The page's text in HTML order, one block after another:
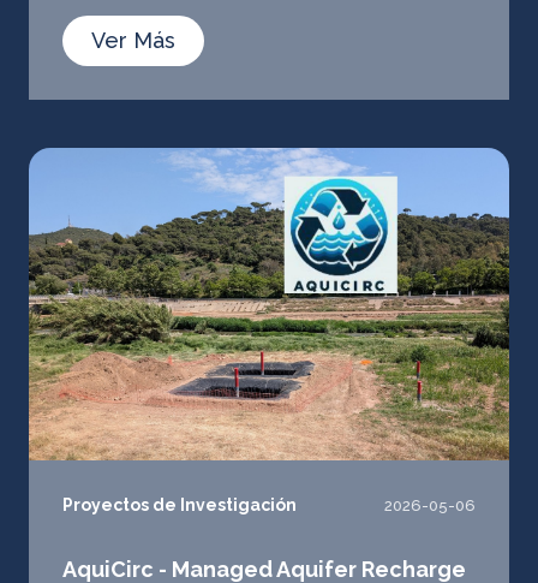
Ver Más
Proyectos de Investigación 2026-05-06
AquiCirc - Managed Aquifer Recharge